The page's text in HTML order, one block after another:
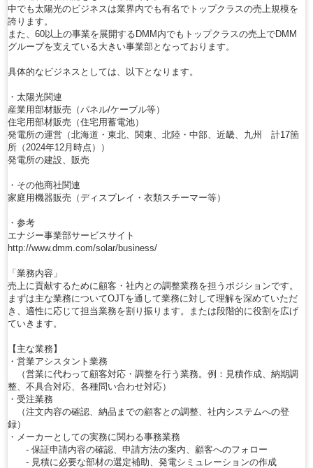
中でも太陽光のビジネスは業界内でも有名でトップクラスの売上規模を
誇ります。
また、60以上の事業を展開するDMM内でもトップクラスの売上でDMM
グループを支えている大きい事業部となっております。
具体的なビジネスとしては、以下となります。
・太陽光関連
産業用部材販売（パネル/ケーブル等）
住宅用部材販売（住宅用蓄電池）
発電所の運営（北海道・東北、関東、北陸・中部、近畿、九州 計17箇
所（2024年12月時点））
発電所の建設、販売
・その他商社関連
家庭用機器販売（ディスプレイ・衣類スチーマー等）
・参考
エナジー事業部サービスサイト
http://www.dmm.com/solar/business/
「業務内容」
売上に貢献するために顧客・社内との調整業務を担うポジションです。
まずは主な業務についてOJTを通して業務に対して理解を深めていただ
き、適性に応じて担当業務を割り振ります。または段階的に役割を広げ
ていきます。
【主な業務】
・営業アシスタント業務
（営業に代わって顧客対応・調整を行う業務。例：見積作成、納期調
整、不具合対応、各種問い合わせ対応）
・受注業務
（注文内容の確認、納品までの顧客との調整、社内システムへの登
録）
・メーカーとしての実務に関わる事務業務
- 保証申請内容の確認、申請方法の案内、顧客へのフォロー
- 見積に必要な部材の選定補助、発電シミュレーションの作成